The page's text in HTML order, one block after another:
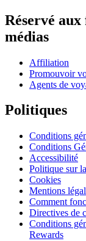
Réservé
médias
Affiliation
Promouvoir
Agents de
Politiques
Conditions
Conditions
Accessibilité
Politique sur
Cookies
Mentions
Comment
Directives de
Conditions
Rewards